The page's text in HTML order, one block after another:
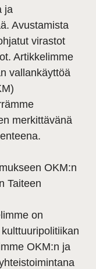
ja
̈. Avustamista
virastot
Artikkelimme
vallankäyttöa
merkittäväna
OKM:n
Taiteen
on
OKM:n ja